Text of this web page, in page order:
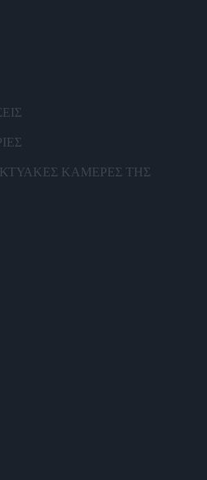
ΚΑΜΕΡΕΣ ΤΗΣ